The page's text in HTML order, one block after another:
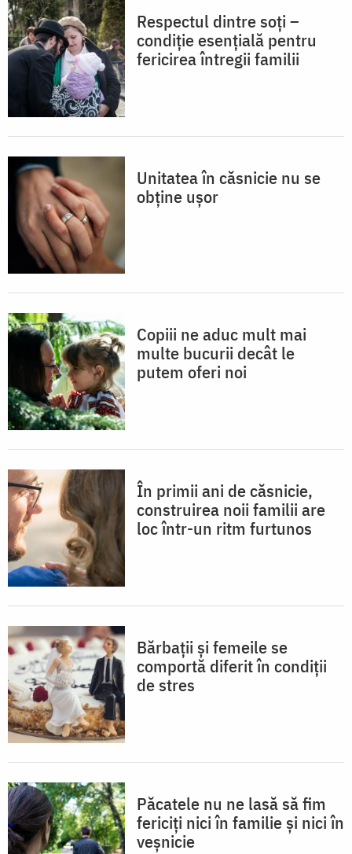
Respectul dintre soți –
condiție esențială pentru
fericirea întregii familii
Unitatea în căsnicie nu se
obține ușor
Copiii ne aduc mult mai
multe bucurii decât le
putem oferi noi
În primii ani de căsnicie,
construirea noii familii are
loc într-un ritm furtunos
Bărbații și femeile se
comportă diferit în condiții
de stres
Păcatele nu ne lasă să fim
fericiți nici în familie și nici în
veșnicie